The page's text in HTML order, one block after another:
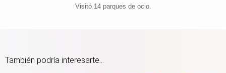
Visitó 14 parques de ocio.
También podría interesarte...